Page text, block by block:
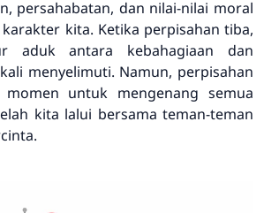
persahabatan, dan nilai-nilai moral
kita. Ketika perpisahan tiba,
aduk antara kebahagiaan dan
menyelimuti. Namun, perpisahan
untuk mengenang semua
kita lalui bersama teman-teman